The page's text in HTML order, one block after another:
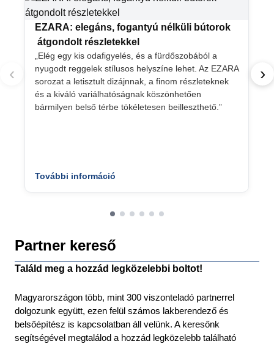
EZARA: elegáns, fogantyú nélküli bútorok
átgondolt részletekkel
„Elég egy kis odafigyelés, és a fürdőszobából a
nyugodt reggelek stílusos helyszíne lehet. Az EZARA
sorozat a letisztult dizájnnak, a finom részleteknek
és a kiváló variálhatóságnak köszönhetően
bármilyen belső térbe tökéletesen beilleszthető.”
További információ
‹ ›
Partner kereső
Találd meg a hozzád legközelebbi boltot!
Magyarországon több, mint 300 viszonteladó partnerrel
dolgozunk együtt, ezen felül számos lakberendező és
belsőépítész is kapcsolatban áll velünk. A keresőnk
segítségével megtalálod a hozzád legközelebb található